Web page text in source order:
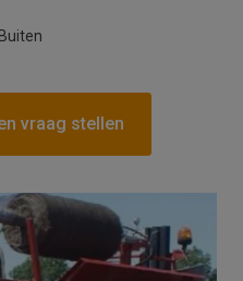
vraag stellen
and the
Terms of Service